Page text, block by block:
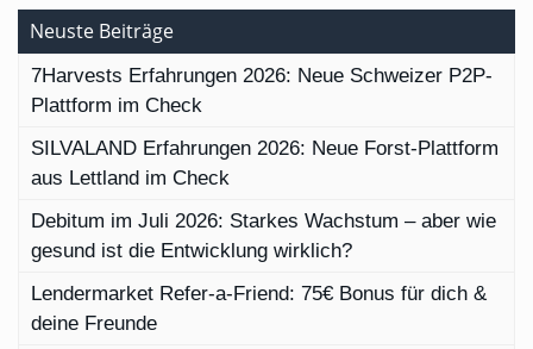
Neuste Beiträge
7Harvests Erfahrungen 2026: Neue Schweizer P2P-
Plattform im Check
SILVALAND Erfahrungen 2026: Neue Forst-Plattform
aus Lettland im Check
Debitum im Juli 2026: Starkes Wachstum – aber wie
gesund ist die Entwicklung wirklich?
Lendermarket Refer-a-Friend: 75€ Bonus für dich &
deine Freunde